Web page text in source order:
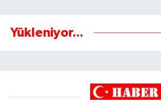
Yükleniyor...